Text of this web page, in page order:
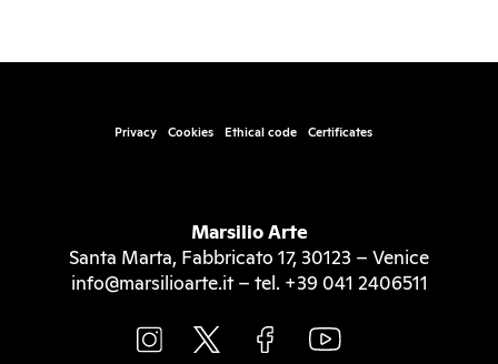
Privacy Cookies Ethical code Certificates
Marsilio Arte
Santa Marta, Fabbricato 17, 30123 – Venice
info@marsilioarte.it – tel. +39 041 2406511